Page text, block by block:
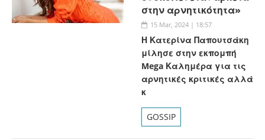
στην αρνητικότητα»
15 Mar, 2024 | 18:57
Η Κατερίνα Παπουτσάκη
μίλησε στην εκπομπή
Mega Καλημέρα για τις
αρνητικές κριτικές αλλά
κ
GOSSIP